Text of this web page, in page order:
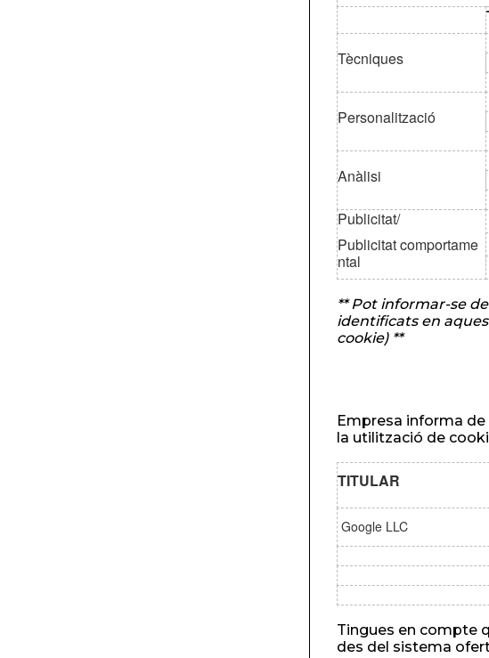
Tècniques
Personalització
Anàlisi
Publicitat/
Publicitat comportame
ntal
** Pot informar-se
identificats en
cookie) **
Empresa informa
la utilització de
TITULAR
Google LLC
Tingues en compte
des del sistema